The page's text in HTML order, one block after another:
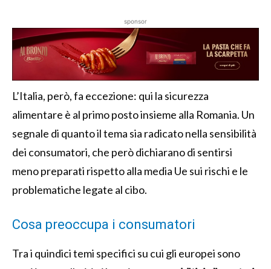
sponsor
L’Italia, però, fa eccezione: qui la sicurezza
alimentare è al primo posto insieme alla Romania. Un
segnale di quanto il tema sia radicato nella sensibilità
dei consumatori, che però dichiarano di sentirsi
meno preparati rispetto alla media Ue sui rischi e le
problematiche legate al cibo.
Cosa preoccupa i consumatori
Tra i quindici temi specifici su cui gli europei sono